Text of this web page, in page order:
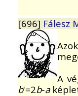
[696] Fálesz
A
b'=2b-a